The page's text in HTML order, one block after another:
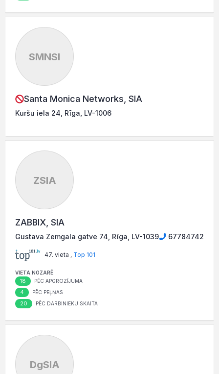
SMNSI
Santa Monica Networks, SIA
Kuršu iela 24, Rīga, LV-1006
ZSIA
ZABBIX, SIA
Gustava Zemgala gatve 74, Rīga, LV-1039 67784742
47. vieta , Top 101
VIETA NOZARĒ
18 PĒC APGROZĪJUMA
4 PĒC PEĻŅAS
20 PĒC DARBINIEKU SKAITA
DgSIA